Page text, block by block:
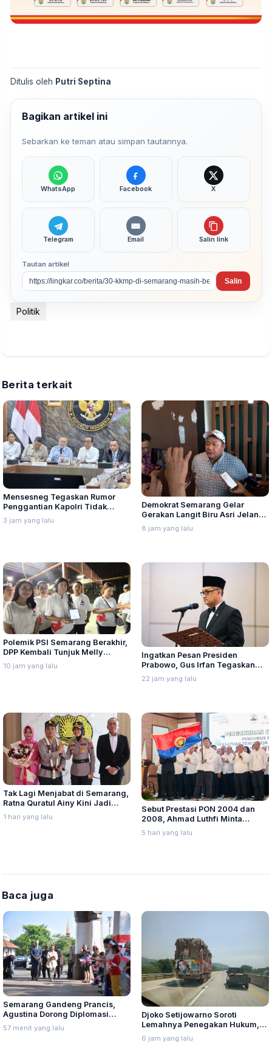
Ditulis oleh Putri Septina
Bagikan artikel ini
Sebarkan ke teman atau simpan tautannya.
WhatsApp Facebook X
Telegram Email Salin link
Tautan artikel
Salin
Politik
Berita terkait
Mensesneg Tegaskan Rumor
Penggantian Kapolri Tidak
Benar
3 jam yang lalu
Demokrat Semarang Gelar
Gerakan Langit Biru Asri Jelang
HUT ke-25
8 jam yang lalu
Polemik PSI Semarang Berakhir,
DPP Kembali Tunjuk Melly
Pangestu
10 jam yang lalu
Ingatkan Pesan Presiden
Prabowo, Gus Irfan Tegaskan
Kemenhaj Tidak Beri Toleransi
Pelanggaran, Terutama Korupsi
22 jam yang lalu
Tak Lagi Menjabat di Semarang,
Ratna Quratul Ainy Kini Jadi
Kapolres Kendal Gantikan
Hendry Sianipar
1 hari yang lalu
Sebut Prestasi PON 2004 dan
2008, Ahmad Luthfi Minta
PTMSI Targetkan Prestasi Tenis
Meja Jateng Hingga
5 hari yang lalu
Baca juga
Semarang Gandeng Prancis,
Agustina Dorong Diplomasi
Budaya ke Kancah Global
57 menit yang lalu
Djoko Setijowarno Soroti
Lemahnya Penegakan Hukum,
Pemilik Truk dan Cargo Owner
Harus Ikut Bertanggung Jawab
6 jam yang lalu